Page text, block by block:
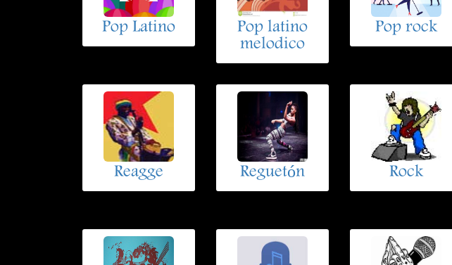
Pop Latino
Pop latino
melodico
Pop rock
Reagge Reguetón Rock